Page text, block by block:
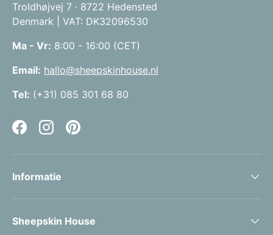
Troldhøjvej 7 · 8722 Hedensted
Denmark | VAT: DK32096530
Ma - Vr: 8:00 - 16:00 (CET)
Email: hallo@sheepskinhouse.nl
Tel: (+31) 085 301 68 80
FacebookInstagramPinterest
Informatie
Sheepskin House